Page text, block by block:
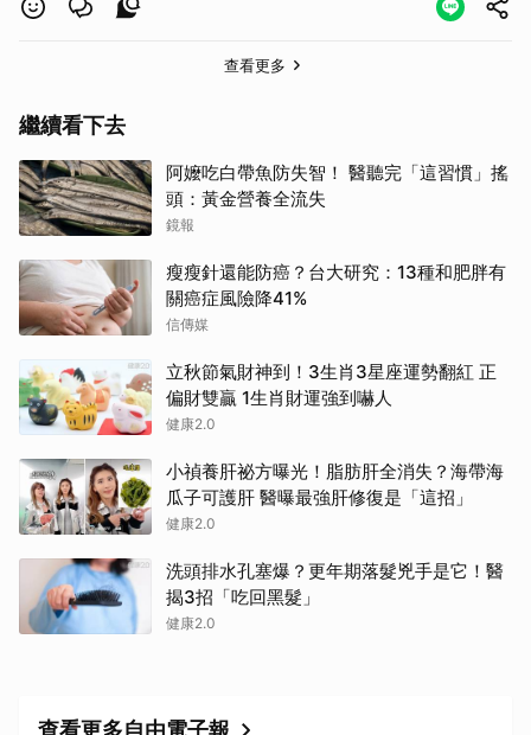
查看更多
繼續看下去
阿嬤吃白帶魚防失智！ 醫聽完「這習慣」搖
頭：黃金營養全流失
鏡報
瘦瘦針還能防癌？台大研究：13種和肥胖有
關癌症風險降41%
信傳媒
立秋節氣財神到！3生肖3星座運勢翻紅 正
偏財雙贏 1生肖財運強到嚇人
健康2.0
小禎養肝祕方曝光！脂肪肝全消失？海帶海
瓜子可護肝 醫曝最強肝修復是「這招」
健康2.0
洗頭排水孔塞爆？更年期落髮兇手是它！醫
揭3招「吃回黑髮」
健康2.0
查看更多自由電子報